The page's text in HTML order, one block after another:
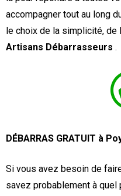
accompagner tout au long
le choix de la simplicité,
Artisans Débarrasseurs .
DÉBARRAS GRATUIT à
Si vous avez besoin de
savez probablement à